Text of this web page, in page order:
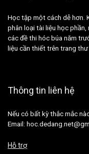
Học tập một cách dễ hơn.
phân loại tài liệu học
các đề thi hóc búa năm
liệu cần thiết trên trang
Thông tin liên hệ
Nếu có bất kỳ thắc mắc
Email:
Hỗ trợ